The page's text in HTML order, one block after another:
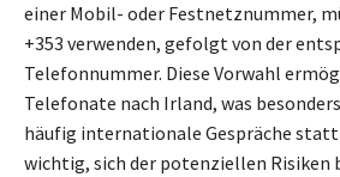
einer Mobil- oder Festnetznummer,
+353 verwenden, gefolgt von der
Telefonnummer. Diese Vorwahl
Telefonate nach Irland, was
häufig internationale Gespräche
wichtig, sich der potenziellen Risiken